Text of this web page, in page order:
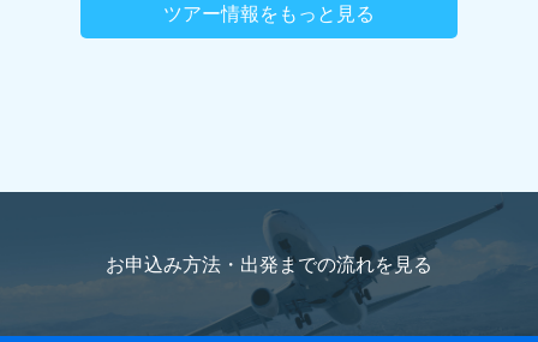
ツアー情報をもっと見る
お申込み方法・出発までの流れを見る